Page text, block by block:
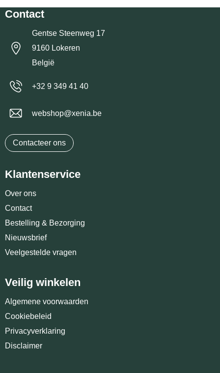
Contact
Gentse Steenweg 17
9160 Lokeren
België
+32 9 349 41 40
webshop@xenia.be
Contacteer ons
Klantenservice
Over ons
Contact
Bestelling & Bezorging
Nieuwsbrief
Veelgestelde vragen
Veilig winkelen
Algemene voorwaarden
Cookiebeleid
Privacyverklaring
Disclaimer